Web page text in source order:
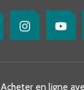
Acheter en ligne